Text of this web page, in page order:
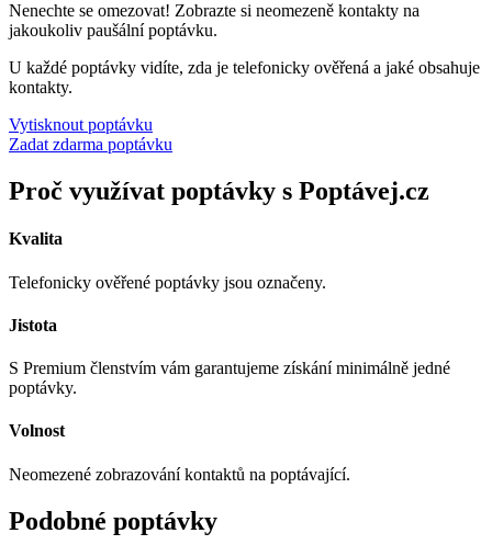
Nenechte se omezovat! Zobrazte si neomezeně kontakty na
jakoukoliv paušální poptávku.
U každé poptávky vidíte, zda je telefonicky ověřená a jaké obsahuje
kontakty.
Vytisknout poptávku
Zadat zdarma poptávku
Proč využívat poptávky s Poptávej.cz
Kvalita
Telefonicky ověřené poptávky jsou označeny.
Jistota
S Premium členstvím vám garantujeme získání minimálně jedné
poptávky.
Volnost
Neomezené zobrazování kontaktů na poptávající.
Podobné poptávky